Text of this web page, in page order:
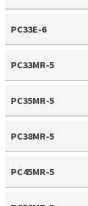
PC33E-6
PC33MR-5
PC35MR-5
PC38MR-5
PC45MR-5